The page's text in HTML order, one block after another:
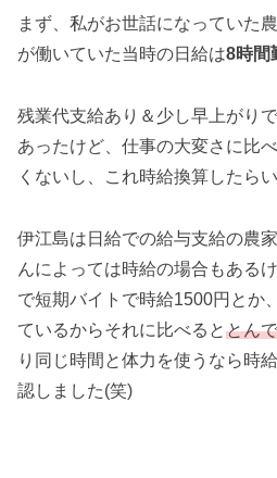
まず、私がお世話になっていた
が働いていた当時の日給は8時間
残業代支給あり＆少し早上がり
あったけど、仕事の大変さに比
くないし、これ時給換算したら
伊江島は日給での給与支給の農
んによっては時給の場合もある
で短期バイトで時給1500円とか
ているからそれに比べるととん
り同じ時間と体力を使うなら時
認しました(笑)